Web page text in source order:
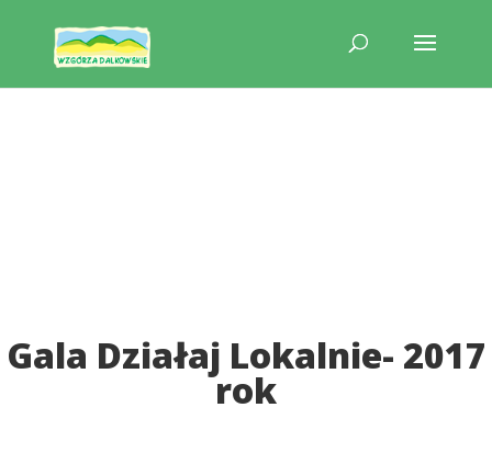
Gala Działaj Lokalnie- 2017
rok